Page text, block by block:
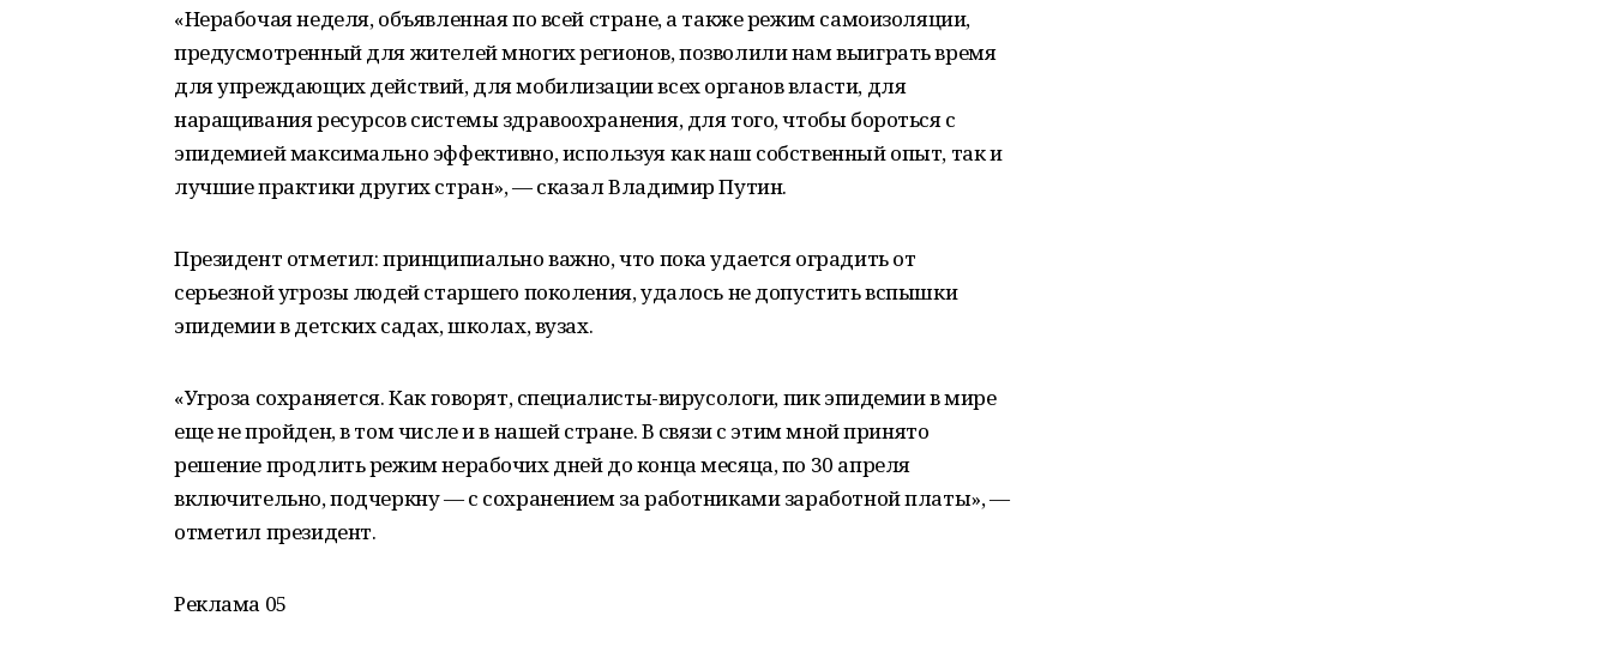
«Нерабочая неделя, объявленная по всей стране, а также режим самоизоляции,
предусмотренный для жителей многих регионов, позволили нам выиграть время
для упреждающих действий, для мобилизации всех органов власти, для
наращивания ресурсов системы здравоохранения, для того, чтобы бороться с
эпидемией максимально эффективно, используя как наш собственный опыт, так и
лучшие практики других стран», — сказал Владимир Путин.
Президент отметил: принципиально важно, что пока удается оградить от
серьезной угрозы людей старшего поколения, удалось не допустить вспышки
эпидемии в детских садах, школах, вузах.
«Угроза сохраняется. Как говорят, специалисты-вирусологи, пик эпидемии в мире
еще не пройден, в том числе и в нашей стране. В связи с этим мной принято
решение продлить режим нерабочих дней до конца месяца, по 30 апреля
включительно, подчеркну — с сохранением за работниками заработной платы», —
отметил президент.
Реклама 05